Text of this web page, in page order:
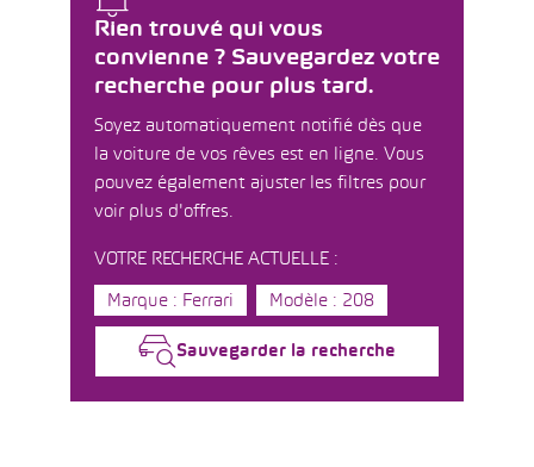
Rien trouvé qui vous
convienne ? Sauvegardez votre
recherche pour plus tard.
Soyez automatiquement notifié dès que
la voiture de vos rêves est en ligne. Vous
pouvez également ajuster les filtres pour
voir plus d'offres.
VOTRE RECHERCHE ACTUELLE :
Marque : Ferrari Modèle : 208
Sauvegarder la recherche